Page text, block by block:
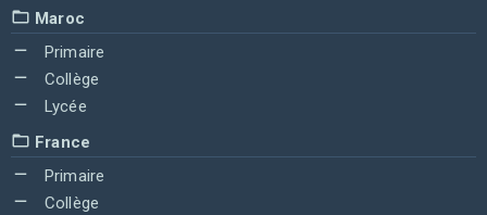
Maroc
Primaire
Collège
Lycée
France
Primaire
Collège